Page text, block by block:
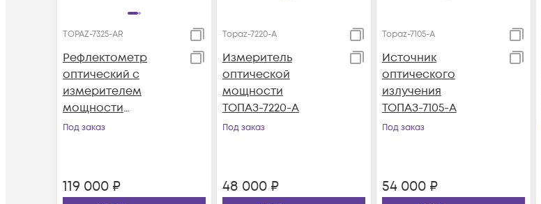
TOPAZ-7325-AR
Рефлектометр
оптический с
измерителем
мощности
ТОПАЗ-7325-AR
Под заказ
119 000 ₽
Topaz-7220-A
Измеритель
оптической
мощности
ТОПАЗ-7220-A
Под заказ
48 000₽
Topaz-7105-A
Источник
оптического
излучения
ТОПАЗ-7105-A
Под заказ
54 000₽